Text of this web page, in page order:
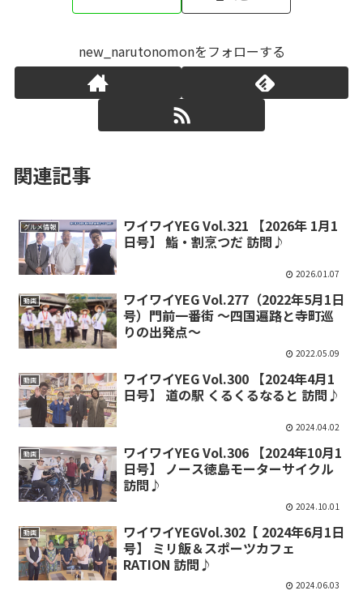
new_narutonomonをフォローする
関連記事
グルメ情報
ワイワイYEG Vol.321 【2026年 1月1
日号】 鮨・割烹つだ 訪問♪
2026.01.07
動画
ワイワイYEG Vol.277（2022年5月1日
号）門前一番街 ～四国遍路と寺町巡
りの出発点～
2022.05.09
動画
ワイワイYEG Vol.300 【2024年4月1
日号】 道の駅 くるくるなると 訪問♪
2024.04.02
動画
ワイワイYEG Vol.306 【2024年10月1
日号】 ノース徳島モーターサイクル
訪問♪
2024.10.01
動画
ワイワイYEGVol.302【 2024年6月1日
号】 ミリ飯＆スポーツカフェ
RATION 訪問♪
2024.06.03